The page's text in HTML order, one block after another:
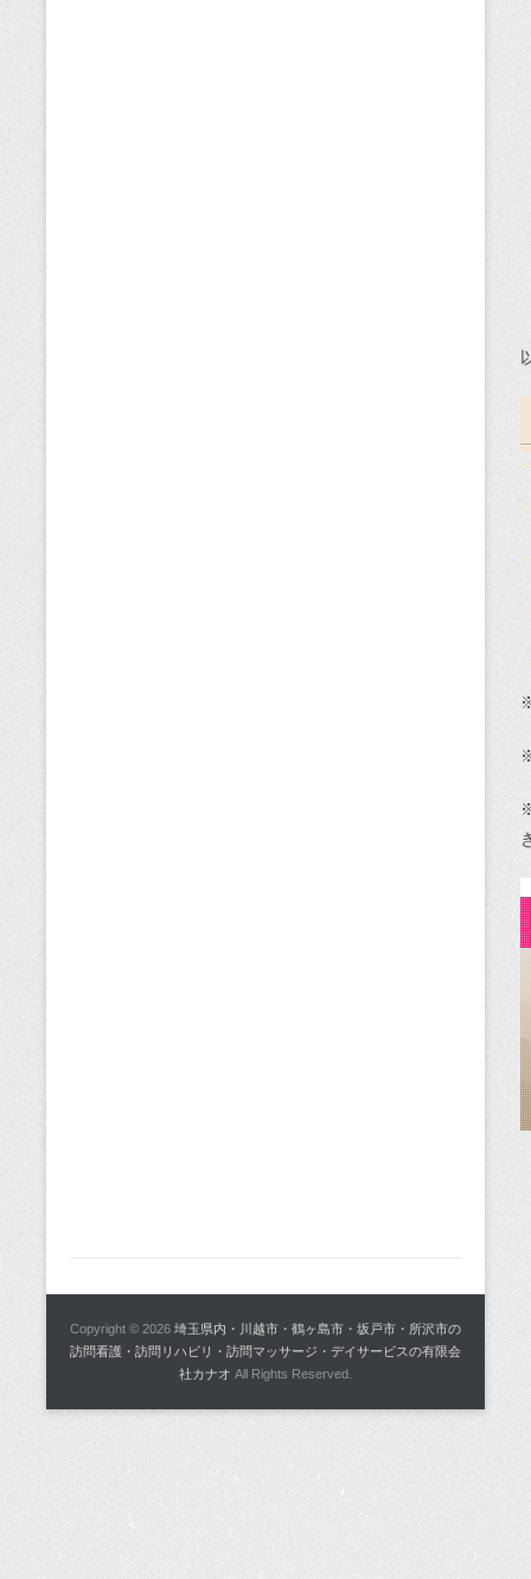
Copyright © 2026 埼玉県内・川越市・鶴ヶ島市・坂戸市・所沢市の
訪問看護・訪問リハビリ・訪問マッサージ・デイサービスの有限会
社カナオ All Rights Reserved.